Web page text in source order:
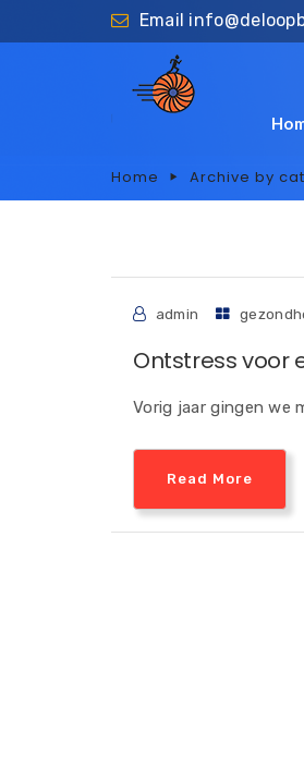
Email
Home Archive by
admin
Ontstress voor
Vorig jaar gingen we
Read More